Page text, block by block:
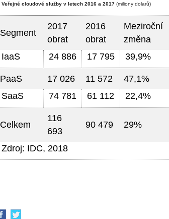
Veřejné cloudové služby v letech 2016 a 2017 (miliony dolarů)
Segment
2017
obrat
2016
obrat
Meziroční
změna
IaaS
24 886 17 795 39,9%
PaaS 17 026 11 572 47,1%
SaaS
74 781 61 112 22,4%
Celkem
116
693
90 479 29%
Zdroj: IDC, 2018